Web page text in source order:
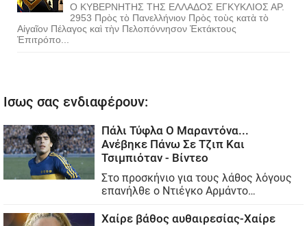
Ο ΚΥΒΕΡΝΗΤΗΣ ΤΗΣ ΕΛΛΑΔΟΣ ΕΓΚΥΚΛΙΟΣ ΑΡ.
2953 Πρὸς τὸ Πανελλήνιον Πρὸς τοὺς κατὰ τὸ
Αἰγαῖον Πέλαγος καὶ τὴν Πελοπόννησον Ἐκτάκτους
Ἐπιτρόπο...